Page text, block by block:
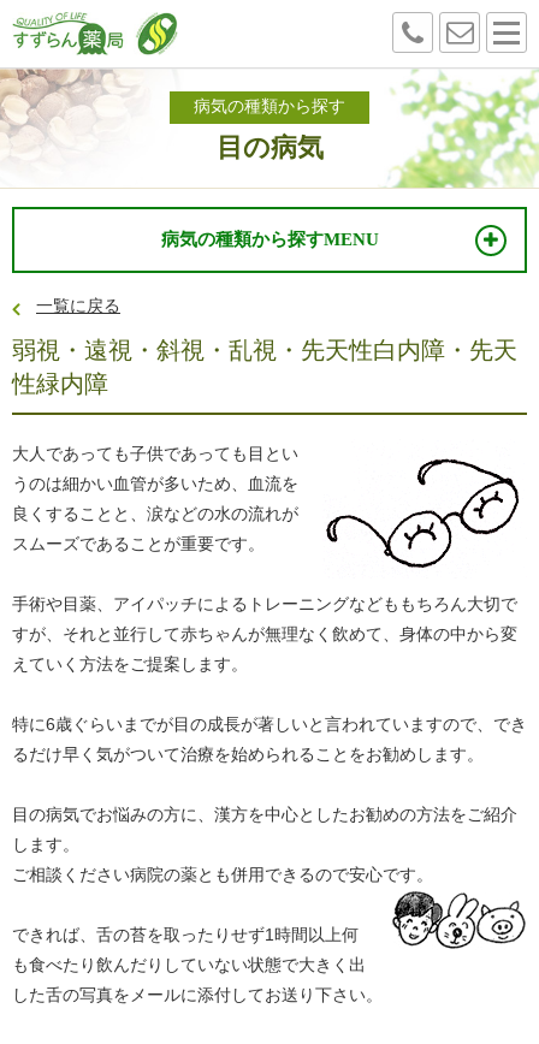
病気の種類から探す
目の病気
病気の種類から探すMENU
一覧に戻る
弱視・遠視・斜視・乱視・先天性白内障・先天
性緑内障
大人であっても子供であっても目とい
うのは細かい血管が多いため、血流を
良くすることと、涙などの水の流れが
スムーズであることが重要です。
手術や目薬、アイパッチによるトレーニングなどももちろん大切で
すが、それと並行して赤ちゃんが無理なく飲めて、身体の中から変
えていく方法をご提案します。
特に6歳ぐらいまでが目の成長が著しいと言われていますので、でき
るだけ早く気がついて治療を始められることをお勧めします。
目の病気でお悩みの方に、漢方を中心としたお勧めの方法をご紹介
します。
ご相談ください病院の薬とも併用できるので安心です。
できれば、舌の苔を取ったりせず1時間以上何
も食べたり飲んだりしていない状態で大きく出
した舌の写真をメールに添付してお送り下さい。